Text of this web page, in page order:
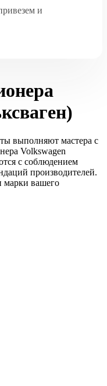
и
выполняют мастера с
Volkswagen
с соблюдением
производителей.
марки вашего